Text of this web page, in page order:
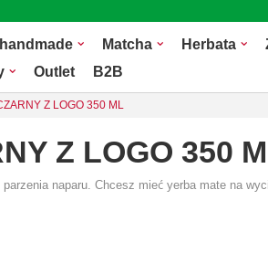
Matcha Herbata
Outlet B2B
Z LOGO 350 ML
Z LOGO 350
naparu. Chcesz mieć yerba mate na